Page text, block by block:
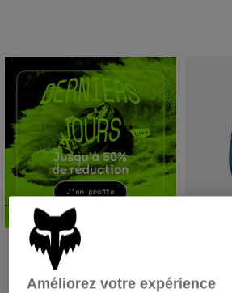
Sacs et sacs à dos
Chapeaux et Casquettes
Voir tout
Améliorez votre expérience